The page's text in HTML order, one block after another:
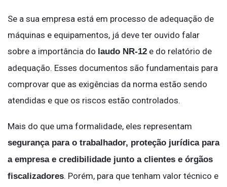
Se a sua empresa está em processo de adequação de
máquinas e equipamentos, já deve ter ouvido falar
sobre a importância do laudo NR-12 e do relatório de
adequação. Esses documentos são fundamentais para
comprovar que as exigências da norma estão sendo
atendidas e que os riscos estão controlados.
Mais do que uma formalidade, eles representam
segurança para o trabalhador, proteção jurídica para
a empresa e credibilidade junto a clientes e órgãos
fiscalizadores. Porém, para que tenham valor técnico e